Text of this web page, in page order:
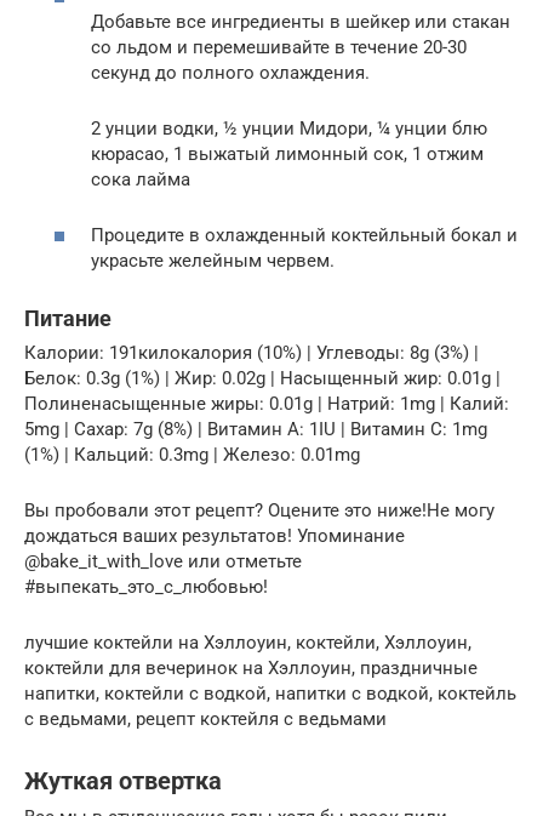
Добавьте все ингредиенты в шейкер или стакан
со льдом и перемешивайте в течение 20-30
секунд до полного охлаждения.
2 унции водки, ½ унции Мидори, ¼ унции блю
кюрасао, 1 выжатый лимонный сок, 1 отжим
сока лайма
Процедите в охлажденный коктейльный бокал и
украсьте желейным червем.
Питание
Калории: 191килокалория (10%) | Углеводы: 8g (3%) |
Белок: 0.3g (1%) | Жир: 0.02g | Насыщенный жир: 0.01g |
Полиненасыщенные жиры: 0.01g | Натрий: 1mg | Калий:
5mg | Сахар: 7g (8%) | Витамин А: 1IU | Витамин С: 1mg
(1%) | Кальций: 0.3mg | Железо: 0.01mg
Вы пробовали этот рецепт? Оцените это ниже!Не могу
дождаться ваших результатов! Упоминание
@bake_it_with_love или отметьте
#выпекать_это_с_любовью!
лучшие коктейли на Хэллоуин, коктейли, Хэллоуин,
коктейли для вечеринок на Хэллоуин, праздничные
напитки, коктейли с водкой, напитки с водкой, коктейль
с ведьмами, рецепт коктейля с ведьмами
Жуткая отвертка